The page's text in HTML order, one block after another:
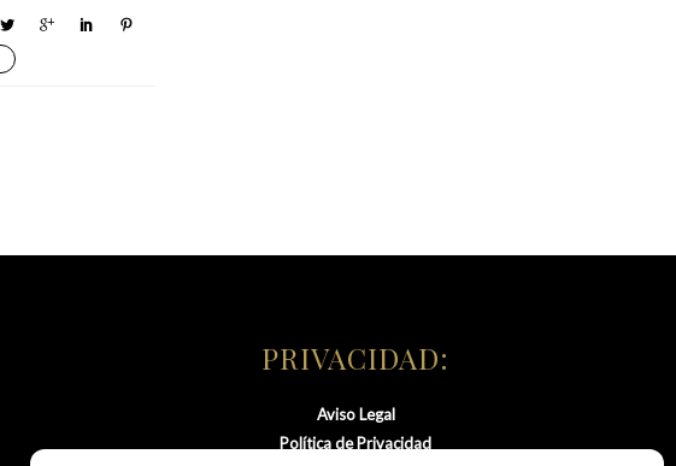
PRIVACIDAD:
Aviso Legal
Política de Privacidad